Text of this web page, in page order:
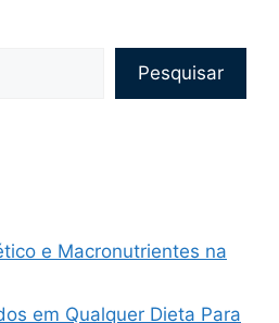
Pesquisar
e Macronutrientes na
em Qualquer Dieta Para